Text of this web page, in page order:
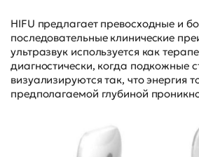
HIFU предлагает превосходные и
последовательные клинические
ультразвук используется как
диагностически, когда подкожные
визуализируются так, что энергия
предполагаемой глубиной